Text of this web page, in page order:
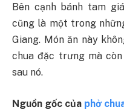
Bên cạnh bánh tam
cũng là một trong
Giang. Món ăn này
chua đặc trưng mà
sau nó.
Nguồn gốc của phở